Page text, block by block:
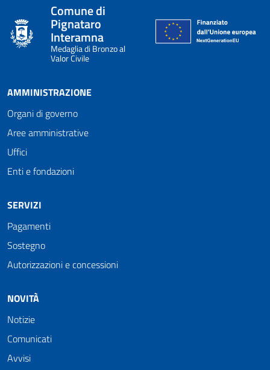
Comune di
Pignataro
Interamna
Medaglia di Bronzo al
Valor Civile
AMMINISTRAZIONE
Organi di governo
Aree amministrative
Uffici
Enti e fondazioni
SERVIZI
Pagamenti
Sostegno
Autorizzazioni e concessioni
NOVITÀ
Notizie
Comunicati
Avvisi